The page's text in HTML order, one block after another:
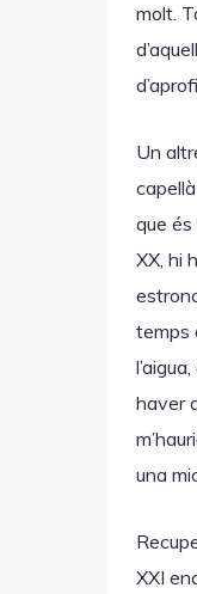
molt.
Un
que
XX, hi
temps
haver
una
XXI